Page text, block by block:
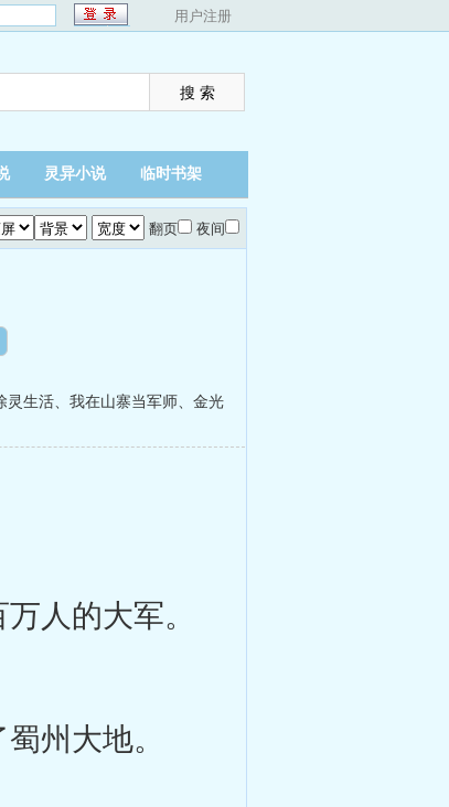
用户注册
灵异小说 临时书架
翻页 夜间
灵生活、 我在山寨当军师、 金光
人的大军。
州大地。